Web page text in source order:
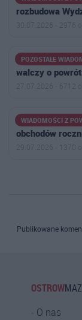
rozbudowa
30.07.2026 · 2976
POZOSTAŁE
Trwa zbiórka
walczy o
27.07.2026 · 6712
WIADOMOŚCI Z
W powiecie
obchodów
29.07.2026 · 1370
Publikowane
OSTROW
O nas